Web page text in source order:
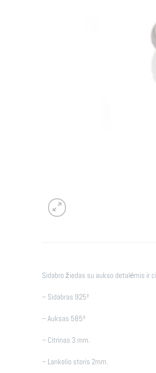
Sidabro žiedas su aukso detalėmis ir
– Sidabras 925º
– Auksas 585º
– Citrinas 3 mm.
– Lankelio storis 2mm.